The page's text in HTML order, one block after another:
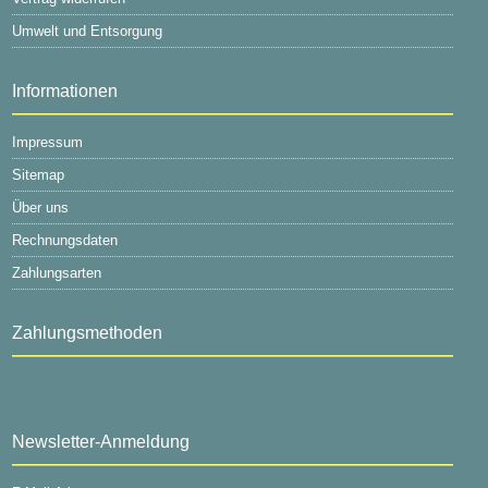
Umwelt und Entsorgung
Informationen
Impressum
Sitemap
Über uns
Rechnungsdaten
Zahlungsarten
Zahlungsmethoden
Newsletter-Anmeldung